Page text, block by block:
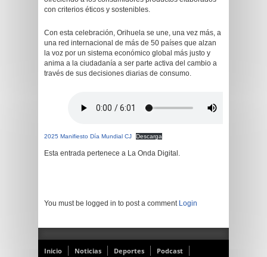
con criterios éticos y sostenibles.
Con esta celebración, Orihuela se une, una vez más, a
una red internacional de más de 50 países que alzan
la voz por un sistema económico global más justo y
anima a la ciudadanía a ser parte activa del cambio a
través de sus decisiones diarias de consumo.
2025 Manifiesto Día Mundial CJ Descarga
Esta entrada pertenece a La Onda Digital.
You must be logged in to post a comment Login
Inicio Noticias Deportes Podcast